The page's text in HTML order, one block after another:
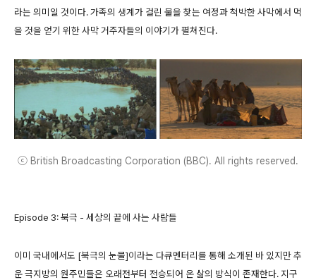
라는 의미일 것이다. 가족의 생계가 걸린 물을 찾는 여정과 척박한 사막에서 먹
을 것을 얻기 위한 사막 거주자들의 이야기가 펼쳐진다.
ⓒ British Broadcasting Corporation (BBC). All rights reserved.
Episode 3: 북극 - 세상의 끝에 사는 사람들
이미 국내에서도 [북극의 눈물]이라는 다큐멘터리를 통해 소개된 바 있지만 추
운 극지방의 원주민들은 오래전부터 전승되어 온 삶의 방식이 존재한다. 지구